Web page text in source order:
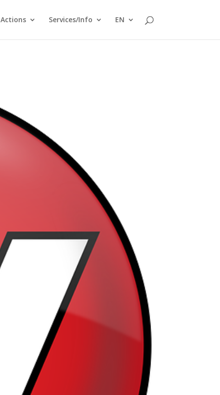
Actions Services/Info EN